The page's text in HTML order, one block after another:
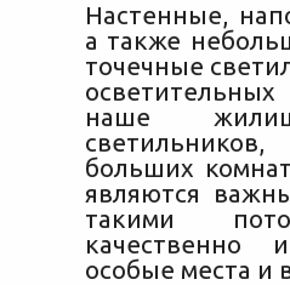
Настенные,
а также
точечные
наше
больших
являются
такими
качественно
особые места и